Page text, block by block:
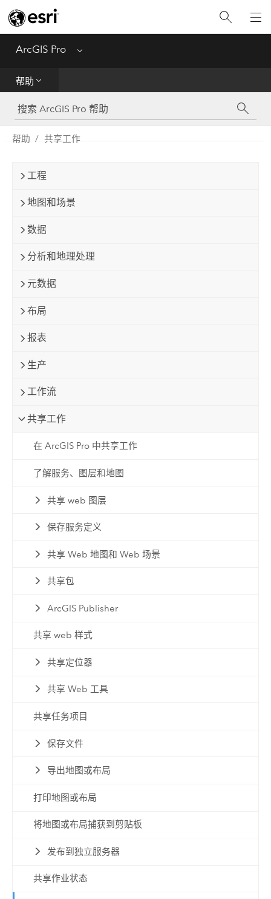
ArcGIS Pro Menu
帮助
工具参考
Python
帮助 共享工作
工程
地图和场景
数据
分析和地理处理
元数据
布局
报表
生产
工作流
共享工作
在 ArcGIS Pro 中共享工作
了解服务、图层和地图
共享 web 图层
保存服务定义
共享 Web 地图和 Web 场景
共享包
ArcGIS Publisher
共享 web 样式
共享定位器
共享 Web 工具
共享任务项目
保存文件
导出地图或布局
打印地图或布局
将地图或布局捕获到剪贴板
发布到独立服务器
共享作业状态